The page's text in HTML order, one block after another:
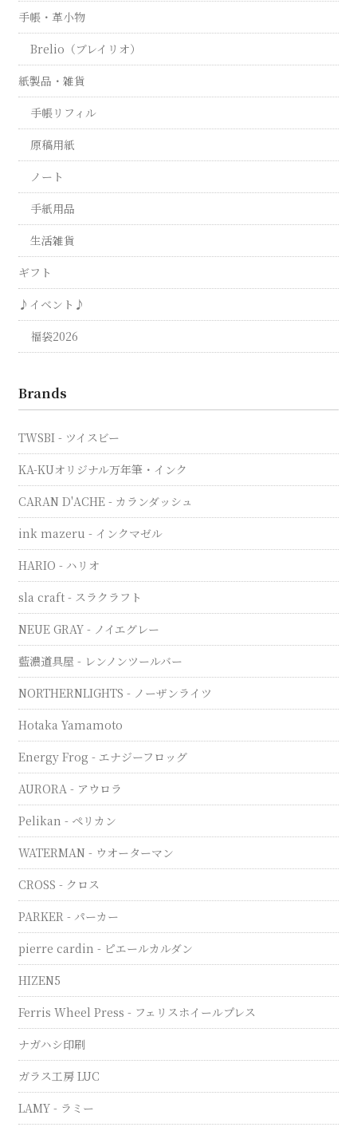
手帳・革小物
Brelio（ブレイリオ）
紙製品・雑貨
手帳リフィル
原稿用紙
ノート
手紙用品
生活雑貨
ギフト
♪イベント♪
福袋2026
Brands
TWSBI - ツイスビー
KA-KUオリジナル万年筆・インク
CARAN D'ACHE - カランダッシュ
ink mazeru - インクマゼル
HARIO - ハリオ
sla craft - スラクラフト
NEUE GRAY - ノイエグレー
藍濃道具屋 - レンノンツールバー
NORTHERNLIGHTS - ノーザンライツ
Hotaka Yamamoto
Energy Frog - エナジーフロッグ
AURORA - アウロラ
Pelikan - ペリカン
WATERMAN - ウオーターマン
CROSS - クロス
PARKER - パーカー
pierre cardin - ピエールカルダン
HIZEN5
Ferris Wheel Press - フェリスホイールプレス
ナガハシ印刷
ガラス工房 LUC
LAMY - ラミー